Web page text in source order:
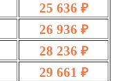
25 636 ₽
26 936 ₽
28 236 ₽
29 661 ₽